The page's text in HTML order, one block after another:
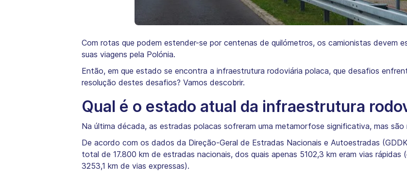
Com rotas que podem estender-se por centenas de quilómetros, os camionistas devem
suas viagens pela Polónia.
Então, em que estado se encontra a infraestrutura rodoviária polaca, que desafios
resolução destes desafios? Vamos descobrir.
Qual é o estado atual da infraestrutura
Na última década, as estradas polacas sofreram uma metamorfose significativa, mas
De acordo com os dados da Direção-Geral de Estradas Nacionais e Autoestradas
total de 17.800 km de estradas nacionais, dos quais apenas 5102,3 km eram vias rápidas
3253,1 km de vias expressas).